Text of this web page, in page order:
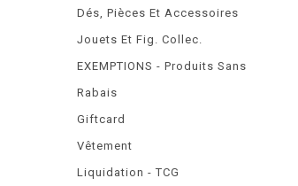
Dés, Pièces Et Accessoires
Jouets Et Fig. Collec.
EXEMPTIONS - Produits Sans
Rabais
Giftcard
Vêtement
Liquidation - TCG